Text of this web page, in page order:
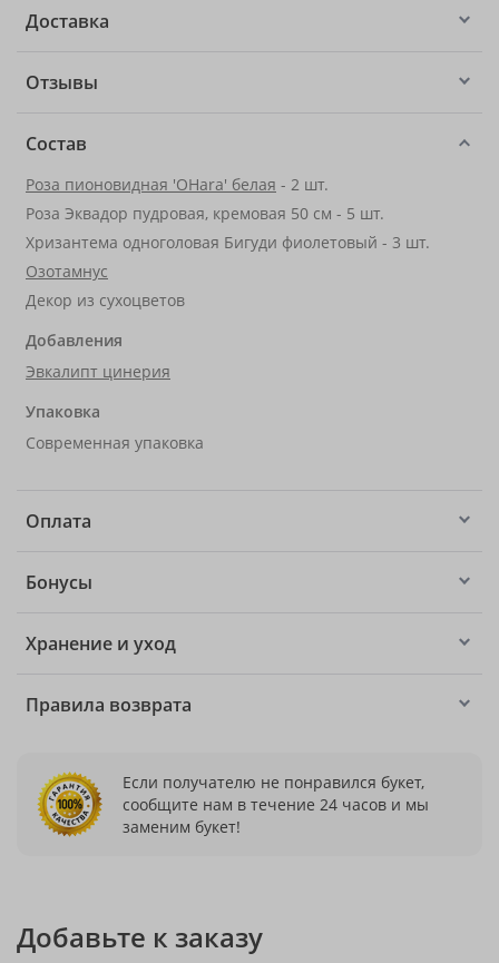
Доставка
Отзывы
Состав
Роза пионовидная 'OHara' белая - 2 шт.
Роза Эквадор пудровая, кремовая 50 см - 5 шт.
Хризантема одноголовая Бигуди фиолетовый - 3 шт.
Озотамнус
Декор из сухоцветов
Добавления
Эвкалипт цинерия
Упаковка
Современная упаковка
Оплата
Бонусы
Хранение и уход
Правила возврата
Если получателю не понравился букет,
сообщите нам в течение 24 часов и мы
заменим букет!
Добавьте к заказу